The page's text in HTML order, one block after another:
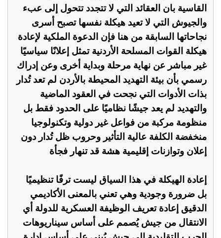
القاسية بان العقائد التي لا تتجدد تتحول إلى عبء
والجيوش التي لا تعيد هيكلة نفسها تصبح أسرى
نجاحاتها السابقة من هنا فإن الدعوة الملكية لإعادة
هيكلة القوات المسلحة الأردنية تمثل إعلانًا سياسيًا
غير مباشر عن نهاية مرحلة وبداية أخرى وعن إدراك
رسمي بأن بيئة التهديد المحيطة بالأردن لم تعد تُدار
بذات الأدوات التي نجحت في العقود الماضية
والتهديد لم يعد جيشًا نظاميًا على الحدود فقط بل
منظومة مركبة من فواعل غير دولية وتكنولوجيا
منخفضة الكلفة عالية التأثير وحروب ظل تُدار دون
إعلان وتوازنات إقليمية هشة قد تنهار فجأة
إعادة الهيكلة في هذا السياق ليست ترفًا تنظيميًا
بل ضرورة وجودية وهي تعني بالمعنى الأكاديمي
الدقيق إعادة تعريف الوظيفة العسكرية للدولة أي
الانتقال من جيش يُصمم على أساس سيناريوهات